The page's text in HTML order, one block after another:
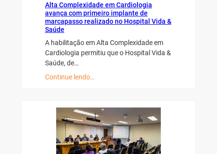
Alta Complexidade em Cardiologia
avança com primeiro implante de
marcapasso realizado no Hospital Vida &
Saúde
A habilitação em Alta Complexidade em
Cardiologia permitiu que o Hospital Vida &
Saúde, de…
Continue lendo…